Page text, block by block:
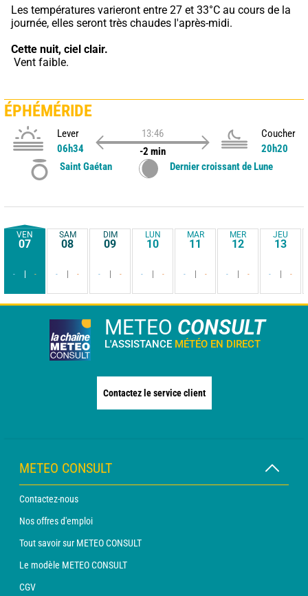
Les températures varieront entre 27 et 33°C au cours de la
journée, elles seront très chaudes l'après-midi.
Cette nuit, ciel clair.
Vent faible.
ÉPHÉMÉRIDE
Lever
06h34
13:46
-2 min
Coucher
20h20
Saint Gaétan
Dernier croissant de Lune
VEN
07
- -
SAM
08
- -
DIM
09
- -
LUN
10
- -
MAR
11
- -
MER
12
- -
JEU
13
- -
METEO CONSULT
L'ASSISTANCE MÉTÉO EN DIRECT
Contactez le service client
METEO CONSULT
Contactez-nous
Nos offres d'emploi
Tout savoir sur METEO CONSULT
Le modèle METEO CONSULT
CGV